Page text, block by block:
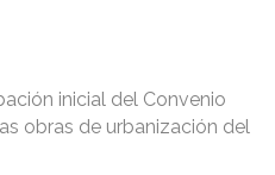
inicial del Convenio
obras de urbanización del